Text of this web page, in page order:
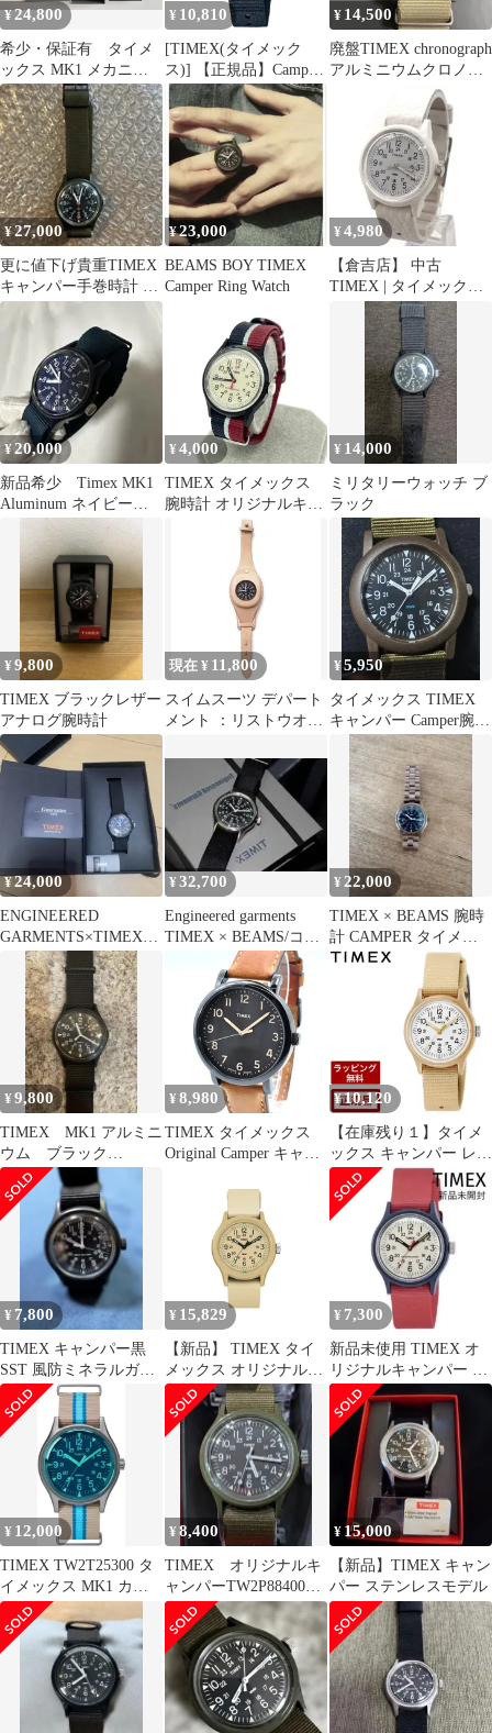
¥24,800
希少・保証有 タイメ
ックス MK1 メカニカ
ルキャンパー ＋ 純正ス
トラップ２本
¥ 10,810
[TIMEX(タイメック
ス)] 【正規品】Camper
オリジナルキャンパー
29mm ネイビー【日本
限定】
¥ 14,500
廃盤TIMEX chronograph
アルミニウムクロノミ
リタリー電池交換済み
¥27,000
更に値下げ貴重TIMEX
キャンパー手巻時計 グ
リーン ナイロンストラ
¥23,000
BEAMS BOY TIMEX
Camper Ring Watch
¥ 4,980
【倉吉店】 中古
TIMEX | タイメックス
腕時計 Camper 29mm オ
リジナルキャンパー ア
ナログクォーツ
TW2T96200 ホワイト
【131】
¥20,000
新品希少 Timex MK1
Aluminum ネイビー
アルミニウム
¥ 4,000
TIMEX タイメックス
腕時計 オリジナルキャ
チカラー レディース /
240001209109
¥ 14,000
ミリタリーウォッチ ブ
ラック
¥9,800
TIMEX ブラックレザー
アナログ腕時計
現在 ¥ 11,800
スイムスーツ デパート
メント ：リストウオッ
¥5,950
タイメックス TIMEX
キャンパー Camper腕時
計34mmクォーツ稼働
¥24,000
ENGINEERED
GARMENTS×TIMEX×B
EAMS BOY 未使用品
¥32,700
Engineered garments
TIMEX × BEAMS/コラ
¥ 22,000
TIMEX × BEAMS 腕時
計 CAMPER タイメッ
クス キャンパー
¥9,800
TIMEX MK1 アルミニ
ウム ブラック
（tw2r37400VQ)
¥ 8,980
TIMEX タイメックス
Original Camper キャン
Watch ウォッチ 腕時計
インディグロ夜光 30m
防水 Men's メンズ 男性
黒文字盤 レザーベルト
¥10,120
【在庫残り１】タイメ
ックス キャンパー レデ
ィース 腕時計 TIMEX
日本限定 オリジナルキ
ャンパー 29mm クリー
ム TW2T33900
¥ 7,800
TIMEX キャンパー黒
SST 風防ミネラルガラ
ス
¥ 15,829
【新品】 TIMEX タイ
メックス オリジナルキ
ャンパー TW2Y19800
アウトドア キャンプ 腕
時計 タン 1
¥ 7,300
新品未使用 TIMEX オ
リジナルキャンパー レ
ッド アイボリー 腕時計
終売
¥ 12,000
TIMEX TW2T25300 タ
イメックス MK1 カリ
フォルニア
¥8,400
TIMEX オリジナルキ
ャンパーTW2P88400
+ 予備電池１個
¥ 15,000
【新品】TIMEX キャン
パー ステンレスモデル